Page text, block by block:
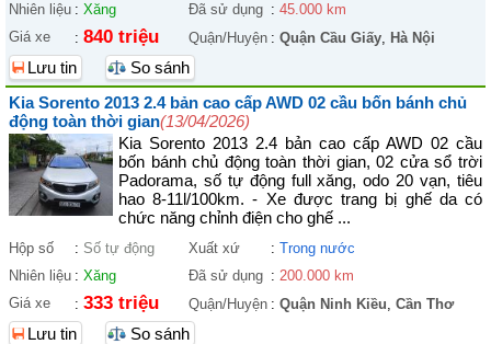
Nhiên liệu : Xăng Đã sử dụng : 45.000 km
Giá xe
: 840 triệu Quận/Huyện : Quận Cầu Giấy, Hà Nội
Lưu tin
So sánh
Kia Sorento 2013 2.4 bản cao cấp AWD 02 cầu bốn bánh chủ
động toàn thời gian(13/04/2026)
Kia Sorento 2013 2.4 bản cao cấp AWD 02 cầu
bốn bánh chủ động toàn thời gian, 02 cửa sổ trời
Padorama, số tự động full xăng, odo 20 vạn, tiêu
hao 8-11l/100km. - Xe được trang bị ghế da có
chức năng chỉnh điện cho ghế ...
Hộp số : Số tự động Xuất xứ : Trong nước
Nhiên liệu : Xăng Đã sử dụng : 200.000 km
Giá xe
: 333 triệu Quận/Huyện : Quận Ninh Kiều, Cần Thơ
Lưu tin
So sánh